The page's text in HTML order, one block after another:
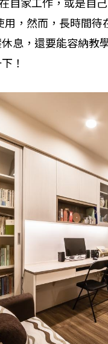
，然而，長時間待
息，還要能容納
！